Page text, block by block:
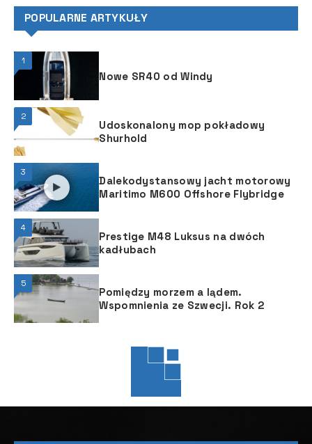
POPULARNE ARTYKUŁY
1
Nowe SR40 od Windy
2
Udoskonalony mop pokładowy
Shurhold
3
Dalekodystansowy jacht motorowy
Maritimo M600 Offshore Flybridge
4
Prestige M48 Luksus na dwóch
kadłubach
5
Pomiędzy morzem a lądem.
Wspomnienia ze Szwecji. Rok 2
JACHTY ŻAGLOWE W JACHTINGU